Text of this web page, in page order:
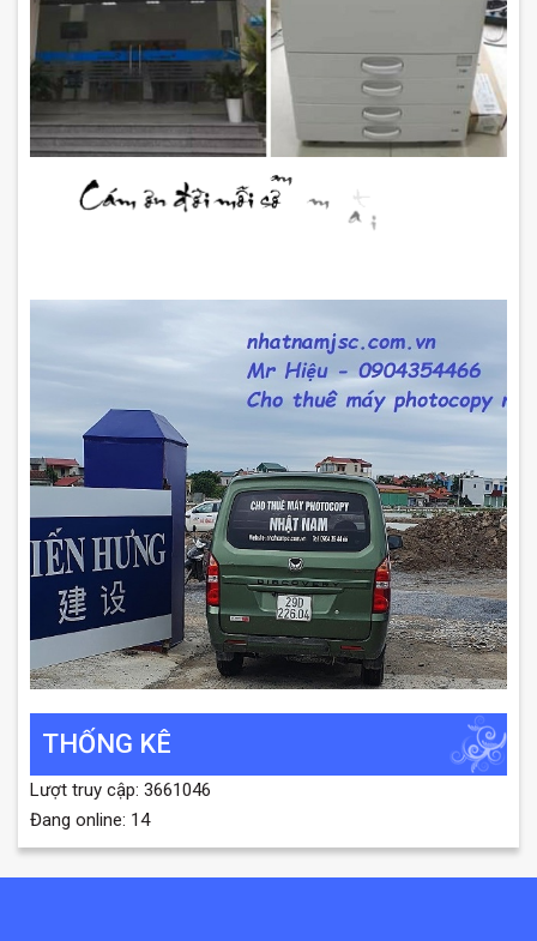
THỐNG KÊ
Lượt truy cập: 3661046
Đang online: 14